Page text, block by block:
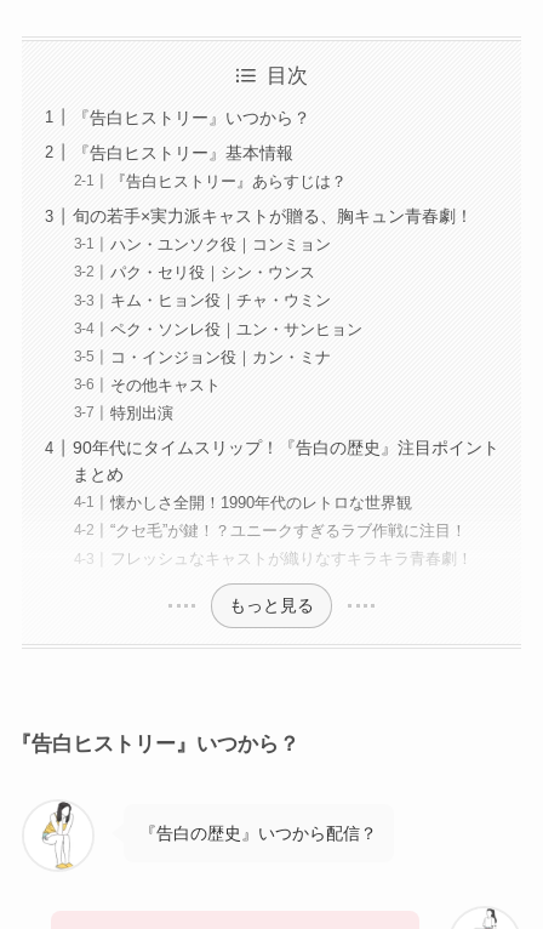
目次
『告白ヒストリー』いつから？
『告白ヒストリー』基本情報
『告白ヒストリー』あらすじは？
旬の若手×実力派キャストが贈る、胸キュン青春劇！
ハン・ユンソク役｜コンミョン
パク・セリ役｜シン・ウンス
キム・ヒョン役｜チャ・ウミン
ペク・ソンレ役｜ユン・サンヒョン
コ・インジョン役｜カン・ミナ
その他キャスト
特別出演
90年代にタイムスリップ！『告白の歴史』注目ポイント
まとめ
懐かしさ全開！1990年代のレトロな世界観
“クセ毛”が鍵！？ユニークすぎるラブ作戦に注目！
フレッシュなキャストが織りなすキラキラ青春劇！
もっと見る
『告白ヒストリー』いつから？
『告白の歴史』いつから配信？